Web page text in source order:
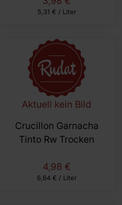
5,31 € / Liter
Aktuell kein Bild
Crucillon Garnacha
Tinto Rw Trocken
4,98 €
6,64 € / Liter